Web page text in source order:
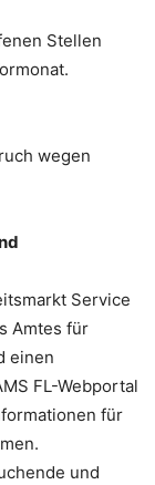
Stellen
wegen
Service
Amtes für
einen
FL-Webportal
für
und